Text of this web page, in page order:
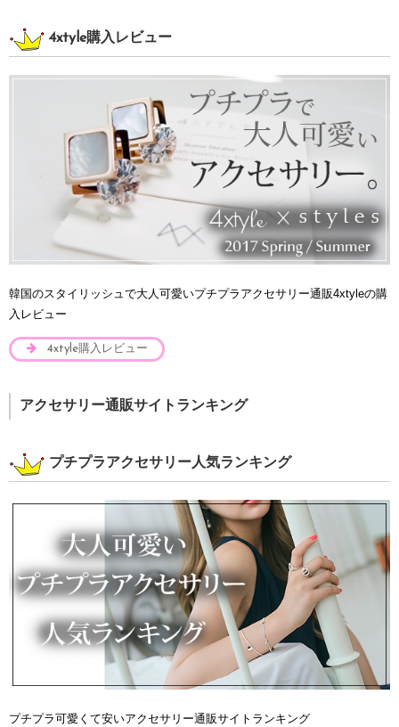
4xtyle購入レビュー
韓国のスタイリッシュで大人可愛いプチプラアクセサリー通販4xtyleの購
入レビュー
4xtyle購入レビュー
アクセサリー通販サイトランキング
プチプラアクセサリー人気ランキング
プチプラ可愛くて安いアクセサリー通販サイトランキング